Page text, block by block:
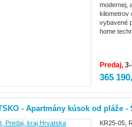
modernej,
kilometrov
vybavené
home
Predaj
365
- Apartmány kúsok od pláže -
KR25-05,